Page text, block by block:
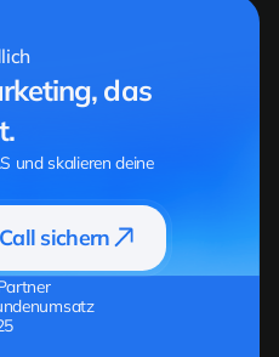
das
und skalieren deine
sichern